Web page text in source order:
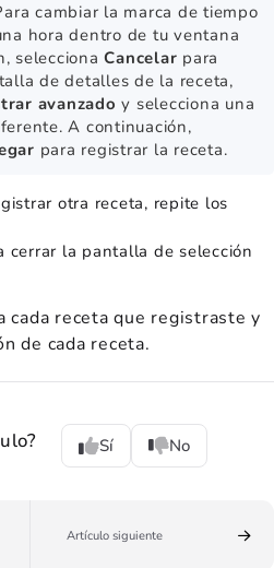
cambiar la marca de tiempo
hora dentro de tu ventana
seleccionaCancelar para
de detalles de la receta,
avanzado y selecciona una
A continuación,
para registrar la receta.
otra receta, repite los
cerrar la pantalla de selección
receta que registraste y
de cada receta.
Sí No
Artículo siguiente